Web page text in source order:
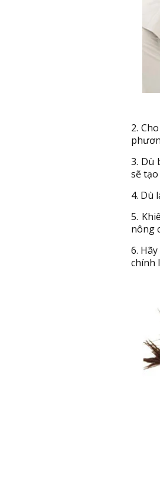
2.
3. Dù
sẽ
4. Dù
5.
nông
6.
chính